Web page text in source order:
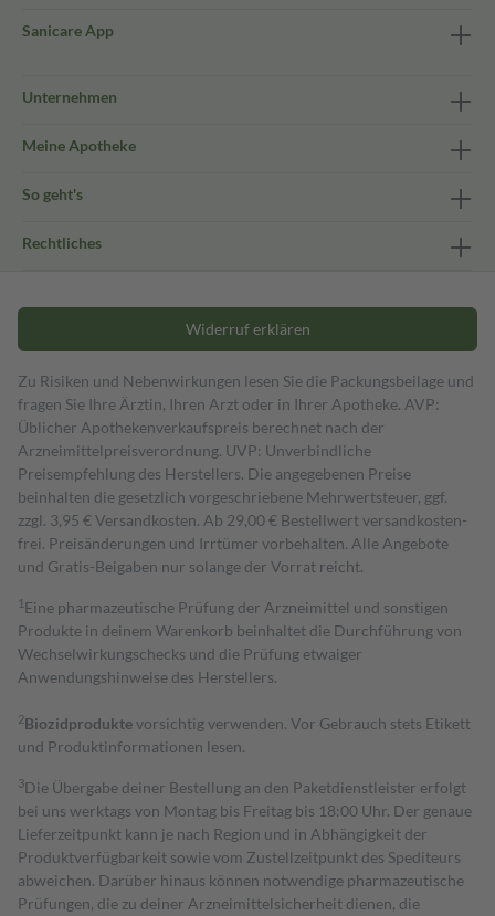
Sanicare App
Unternehmen
Meine Apotheke
So geht's
Rechtliches
Widerruf erklären
Zu Risiken und Nebenwirkungen lesen Sie die Packungsbeilage und
fragen Sie Ihre Ärztin, Ihren Arzt oder in Ihrer Apotheke. AVP:
Üblicher Apothekenverkaufspreis berechnet nach der
Arzneimittelpreisverordnung. UVP: Unverbindliche
Preisempfehlung des Herstellers. Die angegebenen Preise
beinhalten die gesetzlich vorgeschriebene Mehrwertsteuer, ggf.
zzgl. 3,95 € Versandkosten. Ab 29,00 € Bestell­wert versand­kosten­
frei. Preisänderungen und Irrtümer vorbehalten. Alle Angebote
und Gratis-Beigaben nur solange der Vorrat reicht.
1 Eine pharmazeutische Prüfung der Arzneimittel und sonstigen
Produkte in deinem Warenkorb beinhaltet die Durchführung von
Wechselwirkungschecks und die Prüfung etwaiger
Anwendungshinweise des Herstellers.
2Biozidproduktevorsichtig verwenden. Vor Gebrauch stets Etikett
und Produktinformationen lesen.
3Die Übergabe deiner Bestellung an den Paketdienstleister erfolgt
bei uns werktags von Montag bis Freitag bis 18:00 Uhr. Der genaue
Lieferzeitpunkt kann je nach Region und in Abhängigkeit der
Produktverfügbarkeit sowie vom Zustellzeitpunkt des Spediteurs
abweichen. Darüber hinaus können notwendige pharmazeutische
Prüfungen, die zu deiner Arzneimittelsicherheit dienen, die